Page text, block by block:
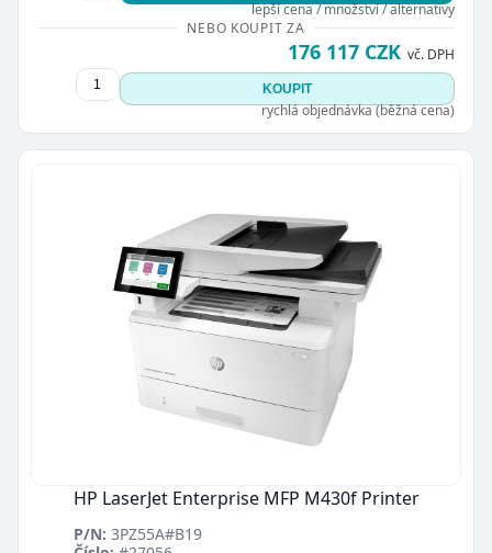
lepší cena / množství / alternativy
NEBO KOUPIT ZA
176 117 CZK vč. DPH
KOUPIT
rychlá objednávka (běžná cena)
HP LaserJet Enterprise MFP M430f Printer
P/N: 3PZ55A#B19